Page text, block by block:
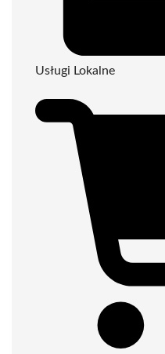
Usługi Lokalne